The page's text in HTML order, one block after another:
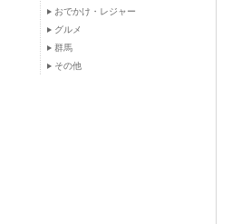
おでかけ・レジャー
グルメ
群馬
その他